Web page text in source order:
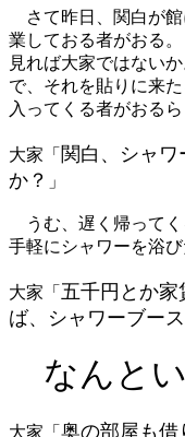
さて昨日、関白が館
業しておる者がおる。
見れば大家ではない
で、それを貼りに来
入ってくる者がおる
大家「 関白、シャ
か？ 」
うむ、遅く帰ってく
手軽にシャワーを浴び
大家「 五千円とか
ば、シャワーブー
なんと
大家「 奥の部屋も借